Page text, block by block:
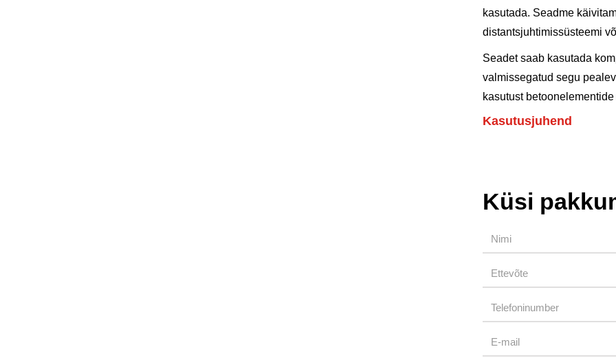
kasutada. Seadme
distantsjuhtimissüsteemi
Seadet saab kasutada
valmissegatud segu
kasutust
Kasutusjuhend
Küsi